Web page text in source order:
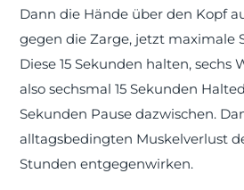
Dann die Hände über den Kopf
gegen die Zarge, jetzt maximale
Diese 15 Sekunden halten, sechs
also sechsmal 15 Sekunden
Sekunden Pause dazwischen.
alltagsbedingten Muskelverlust
Stunden entgegenwirken.